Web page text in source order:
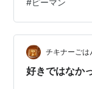
リーンピース 風
見た目・食感が
チが苦手 15 ミ
たい …
#ピーマン
チキナーごは
好きではなか